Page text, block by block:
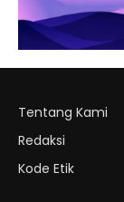
Tentang Kami
Redaksi
Kode Etik